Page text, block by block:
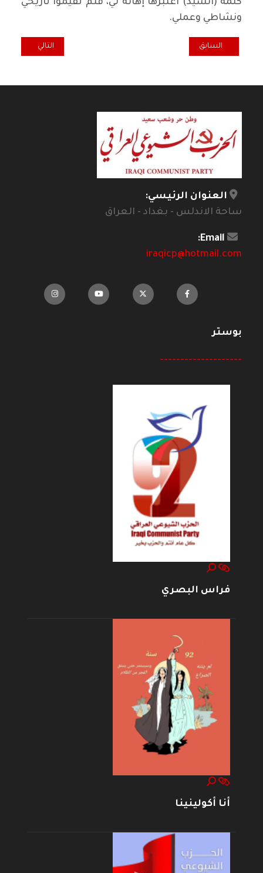
كلمة (السيد) اعتبرها إهانة لي، فلم تقيموا تاريخي
ونشاطي وعملي.
المقال السابق: موقف ليس غريبا من ثورة الشعب
السابق المقال التالي:
التالي
العنوان الرئيسي:
ساحة الاندلس - بغداد - العراق
Email:
iraqicp@hotmail.com
بوستر
--------------------
فراس البصري
أنا أكولينينا